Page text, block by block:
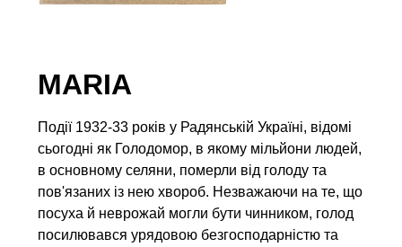
MARIA
Події 1932-33 років у Радянській Україні, відомі
сьогодні як Голодомор, в якому мільйони людей,
в основному селяни, померли від голоду та
пов'язаних із нею хвороб. Незважаючи на те, що
посуха й неврожай могли бути чинником, голод
посилювався урядовою безгосподарністю та